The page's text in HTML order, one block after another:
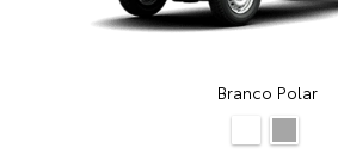
Branco Polar